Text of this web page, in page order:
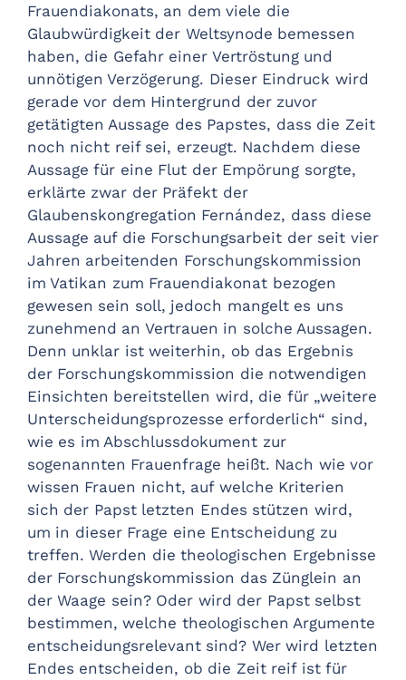
Frauendiakonats, an dem viele die
Glaubwürdigkeit der Weltsynode bemessen
haben, die Gefahr einer Vertröstung und
unnötigen Verzögerung. Dieser Eindruck wird
gerade vor dem Hintergrund der zuvor
getätigten Aussage des Papstes, dass die Zeit
noch nicht reif sei, erzeugt. Nachdem diese
Aussage für eine Flut der Empörung sorgte,
erklärte zwar der Präfekt der
Glaubenskongregation Fernández, dass diese
Aussage auf die Forschungsarbeit der seit vier
Jahren arbeitenden Forschungskommission
im Vatikan zum Frauendiakonat bezogen
gewesen sein soll, jedoch mangelt es uns
zunehmend an Vertrauen in solche Aussagen.
Denn unklar ist weiterhin, ob das Ergebnis
der Forschungskommission die notwendigen
Einsichten bereitstellen wird, die für „weitere
Unterscheidungsprozesse erforderlich“ sind,
wie es im Abschlussdokument zur
sogenannten Frauenfrage heißt. Nach wie vor
wissen Frauen nicht, auf welche Kriterien
sich der Papst letzten Endes stützen wird,
um in dieser Frage eine Entscheidung zu
treffen. Werden die theologischen Ergebnisse
der Forschungskommission das Zünglein an
der Waage sein? Oder wird der Papst selbst
bestimmen, welche theologischen Argumente
entscheidungsrelevant sind? Wer wird letzten
Endes entscheiden, ob die Zeit reif ist für